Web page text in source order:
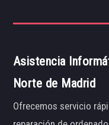
Asistencia
Norte de Madrid
Ofrecemos servicio